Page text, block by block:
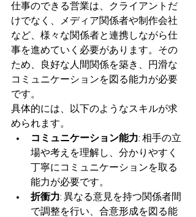
仕事のできる営業は、クライアントだ
けでなく、メディア関係者や制作会社
など、様々な関係者と連携しながら仕
事を進めていく必要があります。その
ため、良好な人間関係を築き、円滑な
コミュニケーションを図る能力が必要
です。
具体的には、以下のようなスキルが求
められます。
コミュニケーション能力: 相手の立
場や考えを理解し、分かりやすく
丁寧にコミュニケーションを取る
能力が必要です。
折衝力: 異なる意見を持つ関係者間
で調整を行い、合意形成を図る能